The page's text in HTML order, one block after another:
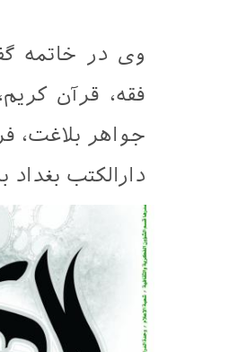
وی در خاتمه
فقه، قرآن
جواهر بلاغت،
دارالکتب بغداد به شماره 1320 در